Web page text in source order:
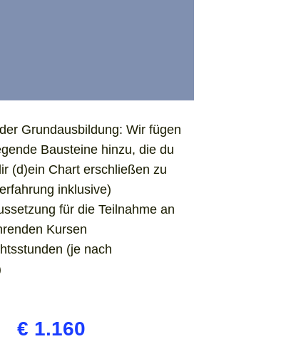
Grundausbildung: Wir fügen
Bausteine hinzu, die du
(d)ein Chart erschließen zu
inklusive)
für die Teilnahme an
Kursen
(je nach
€ 1.160